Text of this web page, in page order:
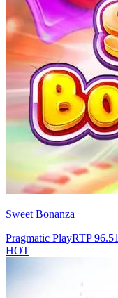
Sweet Bonanza
Pragmatic PlayRTP96.51
HOT